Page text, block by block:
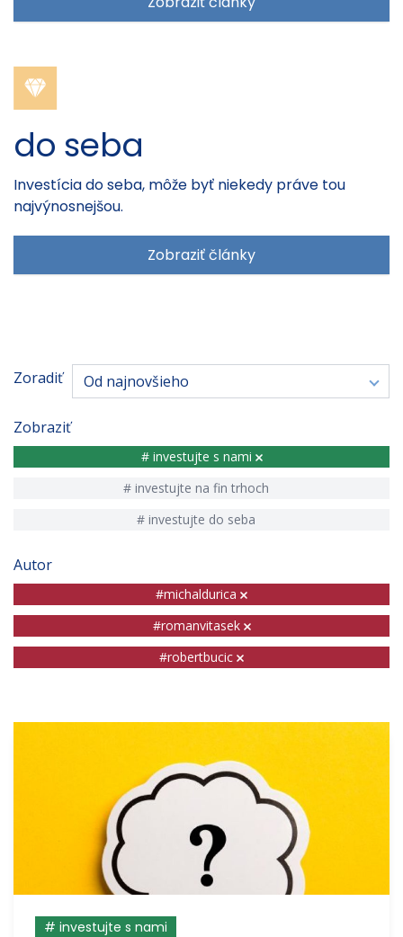
do seba
Investícia do seba, môže byť niekedy práve tou
najvýnosnejšou.
Zobraziť články
Zoradiť Od najnovšieho
Zobraziť
# investujte s nami
# investujte na fin trhoch
# investujte do seba
Autor
#michaldurica
#romanvitasek
#robertbucic
# investujte s nami